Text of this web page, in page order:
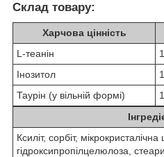
Склад товару:
Харчова цінність
L-теанін
Інозитол
Таурін (у вільній формі)
Ксиліт, сорбіт,
гідроксипропілцелюлоза,